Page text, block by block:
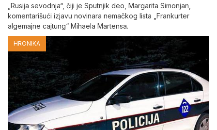
„Rusija sevodnja“, čiji je Sputnjik deo, Margarita Simonjan,
komentarišući izjavu novinara nemačkog lista „Frankurter
algemajne cajtung“ Mihaela Martensa.
HRONIKA